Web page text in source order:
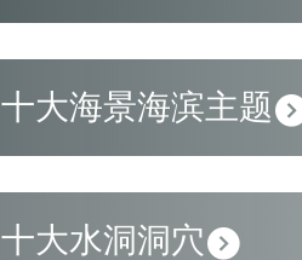
十大海景海滨主题
十大水洞洞穴